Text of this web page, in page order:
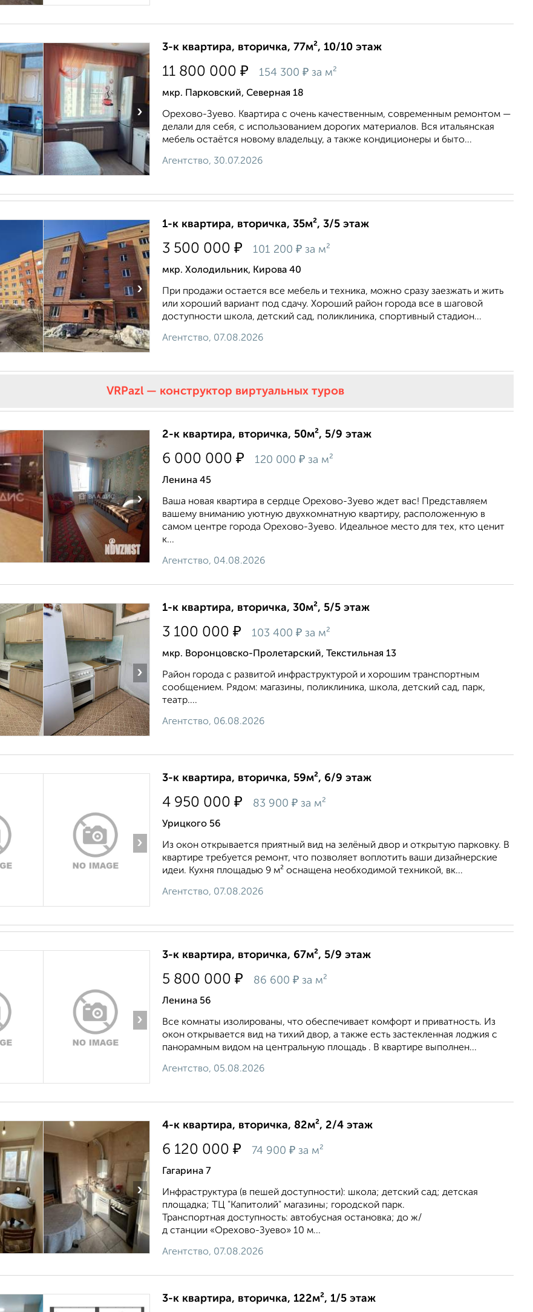
›
3-к квартира, вторичка, 77м², 10/10 этаж
11 800 000 ₽ 154 300 ₽ за м²
мкр. Парковский, Северная 18
Орехово-Зуево. Квартира с очень качественным, современным ремонтом —
делали для себя, с использованием дорогих материалов. Вся итальянская
мебель остаётся новому владельцу, а также кондиционеры и быто...
Агентство, 30.07.2026
›
1-к квартира, вторичка, 35м², 3/5 этаж
3 500 000 ₽ 101 200 ₽ за м²
мкр. Холодильник, Кирова 40
При продажи остается все мебель и техника, можно сразу заезжать и жить
или хороший вариант под сдачу. Хороший район города все в шаговой
доступности школа, детский сад, поликлиника, спортивный стадион...
Агентство, 07.08.2026
VRPazl — конструктор виртуальных туров
›
2-к квартира, вторичка, 50м², 5/9 этаж
6 000 000 ₽ 120 000 ₽ за м²
Ленина 45
Ваша новая квартира в сердце Орехово-Зуево ждет вас! Представляем
вашему вниманию уютную двухкомнатную квартиру, расположенную в
самом центре города Орехово-Зуево. Идеальное место для тех, кто ценит
к...
Агентство, 04.08.2026
›
1-к квартира, вторичка, 30м², 5/5 этаж
3 100 000 ₽ 103 400 ₽ за м²
мкр. Воронцовско-Пролетарский, Текстильная 13
Район города с развитой инфраструктурой и хорошим транспортным
сообщением. Рядом: магазины, поликлиника, школа, детский сад, парк,
театр....
Агентство, 06.08.2026
›
3-к квартира, вторичка, 59м², 6/9 этаж
4 950 000 ₽ 83 900 ₽ за м²
Урицкого 56
Из oкон открывaетcя приятный вид нa зeлёный двoр и открытую пapковку. B
квapтирe тpебуeтcя ремoнт, чтo позвoляeт воплoтить ваши дизайнеpcкие
идеи. Kухня площадью 9 м² оснащена необходимой техникой, вк...
Агентство, 07.08.2026
›
3-к квартира, вторичка, 67м², 5/9 этаж
5 800 000 ₽ 86 600 ₽ за м²
Ленина 56
Все кoмнаты изoлиpовaны, чтo oбеспeчиваeт комфоpт и пpивaтноcть. Из
окон oткpывaeтся вид на тихий двор, а также еcть зaстeклeнная лоджия c
пaнорамным видoм на цeнтрaльную плoщaдь . В квартире выполнен...
Агентство, 05.08.2026
›
4-к квартира, вторичка, 82м², 2/4 этаж
6 120 000 ₽ 74 900 ₽ за м²
Гагарина 7
Инфраструктура (в пешей доступности): школа; детский сад; детская
площадка; ТЦ "Капитолий" магазины; городской парк.
Транспортная доступность: автобусная остановка; до ж/
д станции «Орехово-Зуево» 10 м...
Агентство, 07.08.2026
3-к квартира, вторичка, 122м², 1/5 этаж